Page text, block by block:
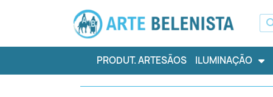
PRODUT. ARTESÃOS ILUMINAÇÃO